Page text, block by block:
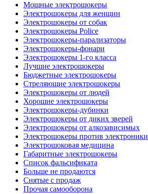
Мощные электрошокеры
Электрошокеры для женщин
Электрошокеры от собак
Электрошокеры Police
Электрошокеры-парализаторы
Электрошокеры-фонари
Электрошокеры 1-го класса
Лучшие электрошокеры
Бюджетные электрошокеры
Стреляющие электрошокеры
Электрошокеры от людей
Хорошие электрошокеры
Электрошокеры-дубинки
Электрошокеры от диких зверей
Электрошокеры от алкозависимых
Электрошокеры против электроники
Электрошоковая медицина
Габаритные электрошокеры
Список фальсификата
Больше не продаются
Снятые с продаж
Прочая самооборона